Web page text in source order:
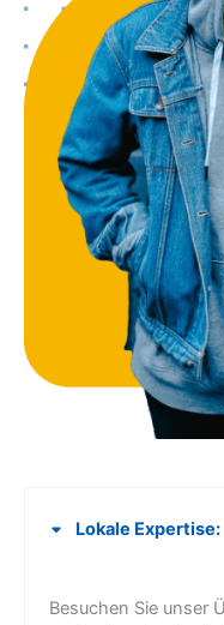
Lokale Expertise:
Besuchen Sie unser